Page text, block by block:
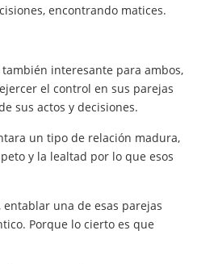
encontrando matices.
interesante para ambos,
el control en sus parejas
sus actos y decisiones.
un tipo de relación madura,
y la lealtad por lo que esos
una de esas parejas
Porque lo cierto es que